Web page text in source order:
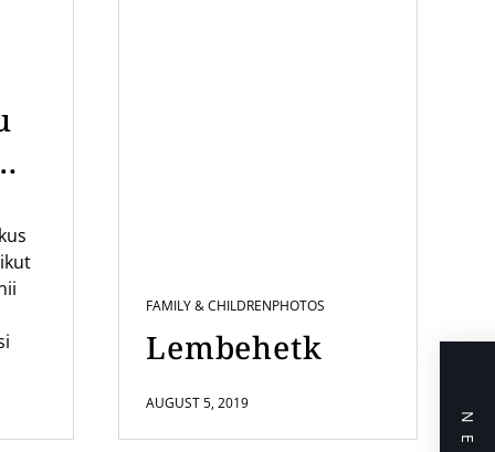
FAMILY & CHILDRENPHOTOS
Lembehetk
AUGUST 5, 2019